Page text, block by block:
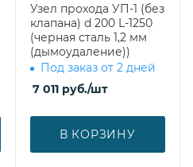
Узел прохода УП-1 (без
клапана) d 200 L-1250
(черная сталь 1,2 мм
(дымоудаление))
Под заказ от 2 дней
7 011руб./шт
В КОРЗИНУ